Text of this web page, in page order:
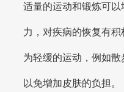
适量的运动和锻炼可
力，对疾病的恢复有
为轻缓的运动，例如散
以免增加皮肤的负担。